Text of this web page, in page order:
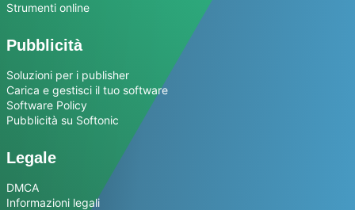
Strumenti online
Pubblicità
Soluzioni per i publisher
Carica e gestisci il tuo software
Software Policy
Pubblicità su Softonic
Legale
DMCA
Informazioni legali